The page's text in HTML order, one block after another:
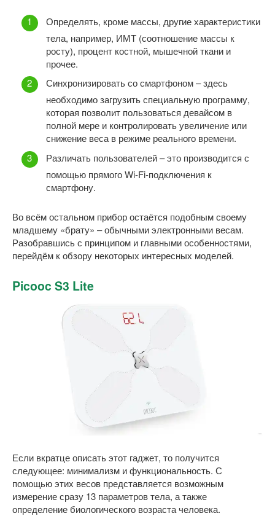
Определять, кроме массы, другие характеристики
тела, например, ИМТ (соотношение массы к
росту), процент костной, мышечной ткани и
прочее.
Синхронизировать со смартфоном – здесь
необходимо загрузить специальную программу,
которая позволит пользоваться девайсом в
полной мере и контролировать увеличение или
снижение веса в режиме реального времени.
Различать пользователей – это производится с
помощью прямого Wi-Fi-подключения к
смартфону.
Во всём остальном прибор остаётся подобным своему
младшему «брату» – обычными электронными весам.
Разобравшись с принципом и главными особенностями,
перейдём к обзору некоторых интересных моделей.
Picooc S3 Lite
Если вкратце описать этот гаджет, то получится
следующее: минимализм и функциональность. С
помощью этих весов представляется возможным
измерение сразу 13 параметров тела, а также
определение биологического возраста человека.